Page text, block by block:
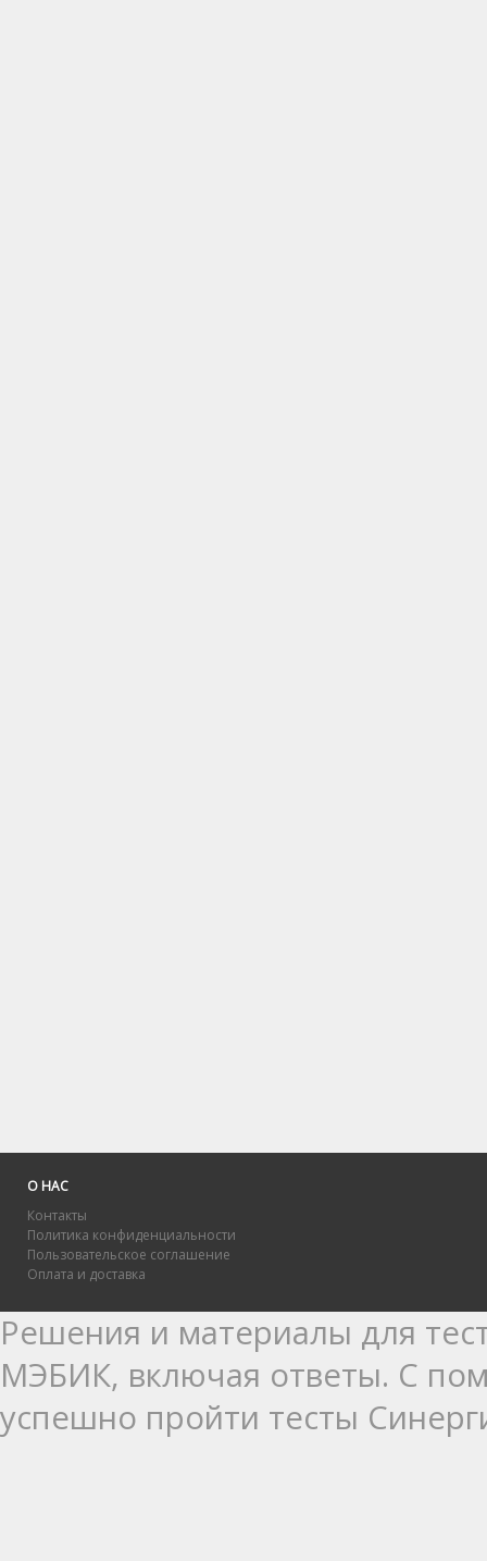
О НАС
Контакты
Политика конфиденциальности
Пользовательское соглашение
Оплата и доставка
Решения и материалы для
МЭБИК, включая ответы. С
успешно пройти тесты